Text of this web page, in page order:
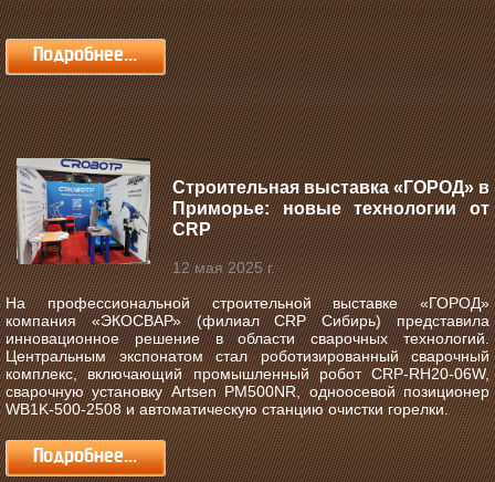
Подробнее...
Строительная выставка «ГОРОД» в
Приморье: новые технологии от
CRP
12 мая 2025 г.
На профессиональной строительной выставке «ГОРОД»
компания «ЭКОСВАР» (филиал CRP Сибирь) представила
инновационное решение в области сварочных технологий.
Центральным экспонатом стал роботизированный сварочный
комплекс, включающий промышленный робот CRP-RH20-06W,
сварочную установку Artsen PM500NR, одноосевой позиционер
WB1K-500-2508 и автоматическую станцию очистки горелки.
Подробнее...